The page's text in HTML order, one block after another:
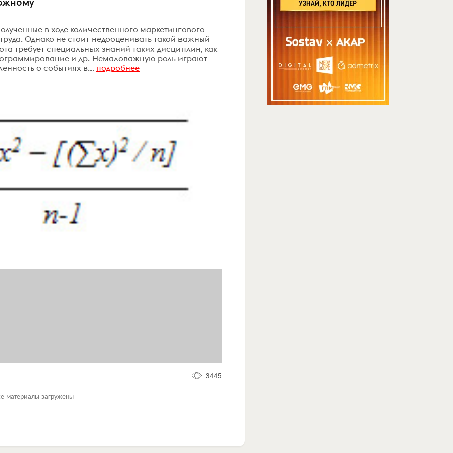
в ходе количественного маркетингового
Однако не стоит недооценивать такой важный
требует специальных знаний таких дисциплин, как
и др. Немаловажную роль играют
о событиях в... подробнее
3445
материалы загружены